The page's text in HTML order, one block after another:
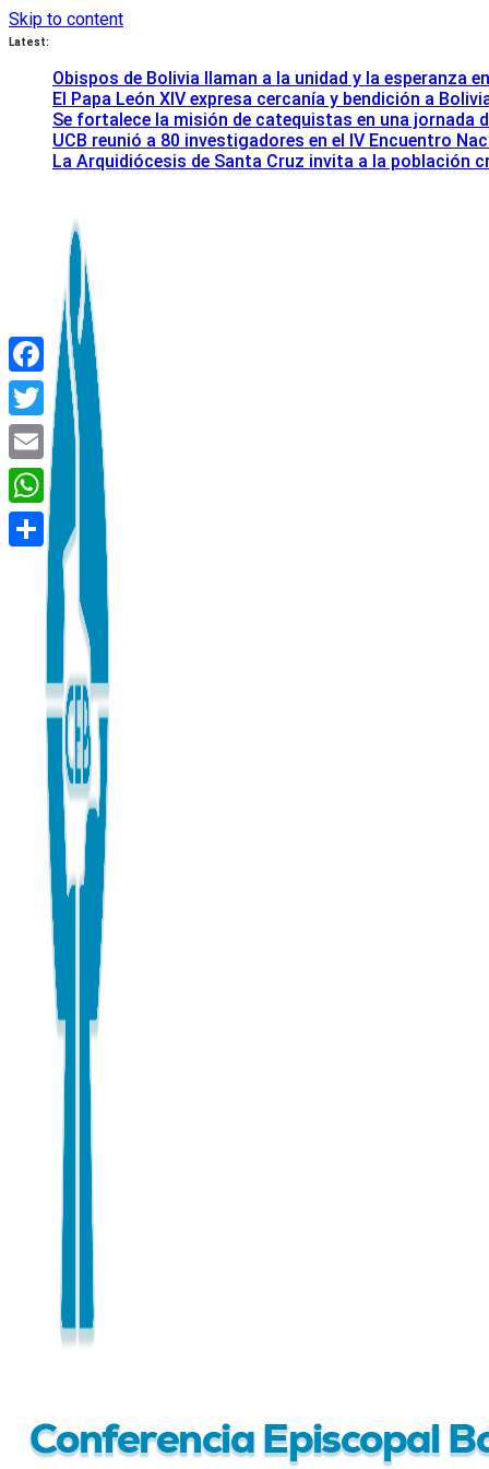
Skip to content
Latest:
Obispos de Bolivia llaman a la unidad y la esperanza
El Papa León XIV expresa cercanía y bendición a
Se fortalece la misión de catequistas en una jornada
UCB reunió a 80 investigadores en el IV Encuentro
La Arquidiócesis de Santa Cruz invita a la población
Facebook
Twitter
Email
WhatsApp
Compartir